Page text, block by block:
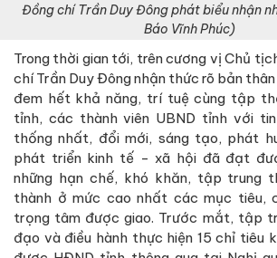
Đồng chí Trần Duy Đông phát biểu nhận
Báo Vĩnh Phúc)
Trong thời gian tới, trên cương vị Chủ
chí Trần Duy Đông nhận thức rõ bản
đem hết khả năng, trí tuệ cùng tập
tỉnh, các thành viên UBND tỉnh với
thống nhất, đổi mới, sáng tạo, phát
phát triển kinh tế - xã hội đã đạt
những hạn chế, khó khăn, tập trung
thành ở mức cao nhất các mục tiêu,
trọng tâm được giao. Trước mắt, tập
đạo và điều hành thực hiện 15 chỉ tiêu